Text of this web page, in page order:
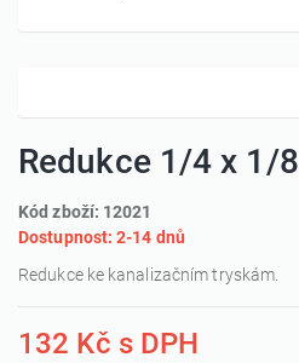
Redukce 1/4 x 1/8
Kód zboží: 12021
Dostupnost: 2-14 dnů
Redukce ke kanalizačním tryskám.
132 Kč s DPH